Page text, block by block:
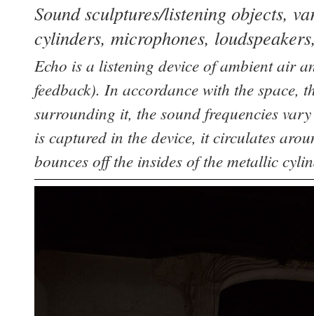
Sound sculptures/listening objects,
cylinders, microphones,
Echo is a listening device of ambient air
feedback). In accordance with the space,
surrounding it, the sound frequencies
is captured in the device, it circulates
bounces off the insides of the metallic